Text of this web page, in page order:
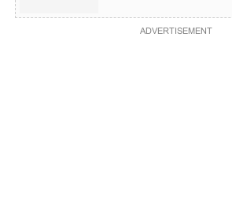
ADVERTISEMENT